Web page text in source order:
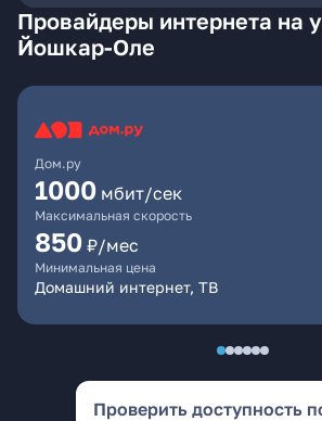
Провайдеры интернета на
Йошкар-Оле
Дом.ру
1000 мбит/сек
Максимальная скорость
850 ₽/мес
Минимальная цена
Домашний интернет, ТВ
Проверить доступность